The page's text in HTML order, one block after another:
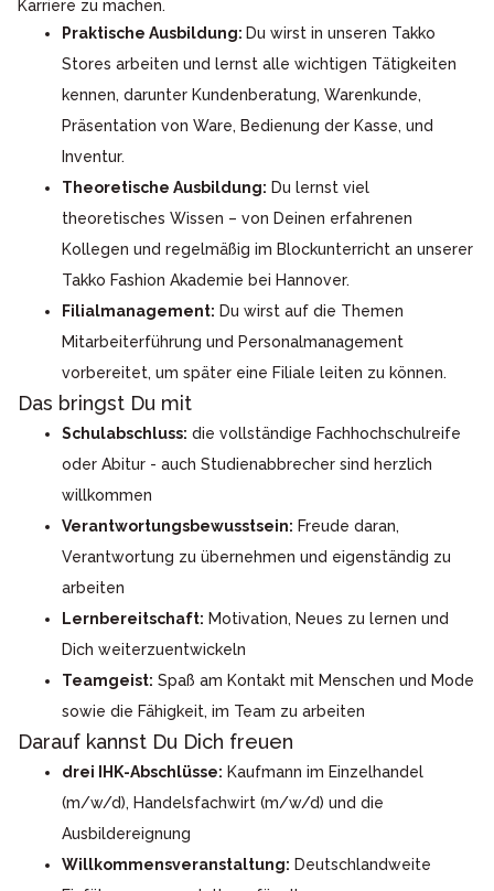
Karriere zu machen.
Praktische Ausbildung: Du wirst in unseren Takko
Stores arbeiten und lernst alle wichtigen Tätigkeiten
kennen, darunter Kundenberatung, Warenkunde,
Präsentation von Ware, Bedienung der Kasse, und
Inventur.
Theoretische Ausbildung: Du lernst viel
theoretisches Wissen – von Deinen erfahrenen
Kollegen und regelmäßig im Blockunterricht an unserer
Takko Fashion Akademie bei Hannover.
Filialmanagement: Du wirst auf die Themen
Mitarbeiterführung und Personalmanagement
vorbereitet, um später eine Filiale leiten zu können.
Das bringst Du mit
Schulabschluss: die vollständige Fachhochschulreife
oder Abitur - auch Studienabbrecher sind herzlich
willkommen
Verantwortungsbewusstsein: Freude daran,
Verantwortung zu übernehmen und eigenständig zu
arbeiten
Lernbereitschaft: Motivation, Neues zu lernen und
Dich weiterzuentwickeln
Teamgeist: Spaß am Kontakt mit Menschen und Mode
sowie die Fähigkeit, im Team zu arbeiten
Darauf kannst Du Dich freuen
drei IHK-Abschlüsse: Kaufmann im Einzelhandel
(m/w/d), Handelsfachwirt (m/w/d) und die
Ausbildereignung
Willkommensveranstaltung: Deutschlandweite